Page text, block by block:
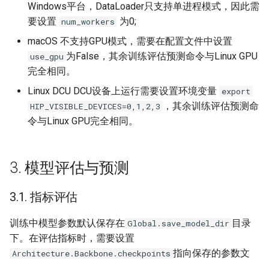
Windows平台，DataLoader只支持单进程模式，因此需
要设置 num_workers 为0;
macOS 不支持GPU模式，需要在配置文件中设置
use_gpu 为False，其余训练评估预测命令与Linux GPU
完全相同。
Linux DCU DCU设备上运行需要设置环境变量 export
HIP_VISIBLE_DEVICES=0,1,2,3
，其余训练评估预测命
令与Linux GPU完全相同。
3. 模型评估与预测
3.1. 指标评估
训练中模型参数默认保存在 Global.save_model_dir 目录
下。在评估指标时，需要设置
Architecture.Backbone.checkpoints 指向保存的参数文